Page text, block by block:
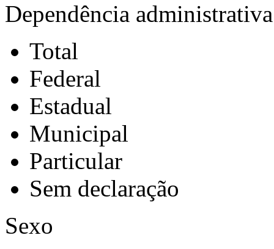
Dependência
Total
Federal
Estadual
Municipal
Particular
Sem declaração
Sexo